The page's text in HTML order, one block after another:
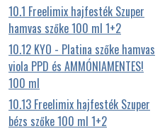
10.1 Freelimix hajfesték Szuper
hamvas szőke 100 ml 1+2
10.12 KYO - Platina szőke hamvas
viola PPD és AMMÓNIAMENTES!
100 ml
10.13 Freelimix hajfesték Szuper
bézs szőke 100 ml 1+2